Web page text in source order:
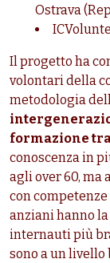
Ostrava
Il progetto ha
volontari della
metodologia
formazione
conoscenza in
agli over 60, ma
con
anziani hanno
internauti più
sono a un livello